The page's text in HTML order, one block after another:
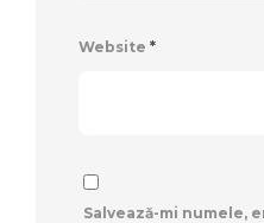
Website *
Salvează-mi numele,